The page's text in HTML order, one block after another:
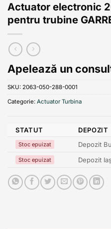
Actuator electronic
pentru trubine
Apelează un
SKU: 2063-050-288-0001
Categorie: Actuator Turbina
STATUT DEPOZIT
Stoc epuizat Depozit
Stoc epuizat Depozit